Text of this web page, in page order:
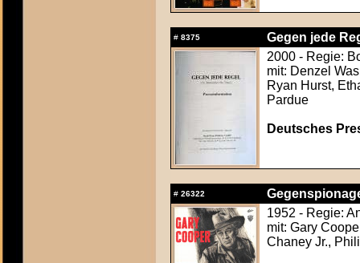
# 8375
Gegen jede
2000 - Regie:
mit: Denzel
Ryan Hurst,
Pardue
Deutsches
# 26322
1952 - Regie:
mit: Gary
Chaney Jr.,